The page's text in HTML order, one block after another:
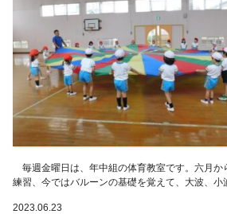
毎週金曜日は、年中組の体育教室です。六月か
練習、今ではバルーンの基礎を覚えて、大波、小
2023.06.23